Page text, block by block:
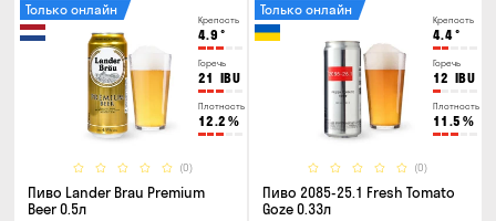
Крепость
4.9 °
Горечь
21 IBU
Плотность
12.2 %
(0)
Только онлайн
Пиво Lander Brau Premium
Beer 0.5л
Крепость
4.4°
Горечь
12 IBU
Плотность
11.5 %
(0)
Только онлайн
Пиво 2085-25.1 Fresh Tomato
Goze 0.33л